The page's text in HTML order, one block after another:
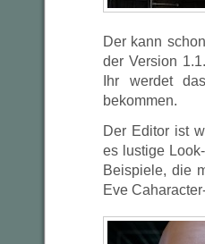
Der kann
der Version
Ihr werdet
bekommen.
Der Editor ist
es lustige
Beispiele, die
Eve